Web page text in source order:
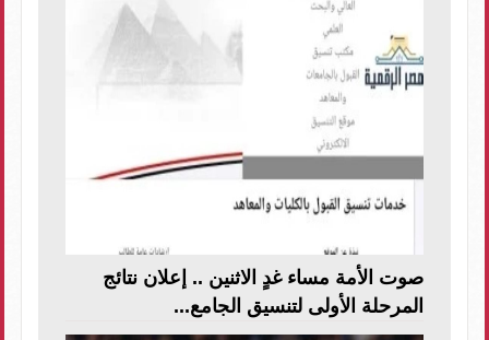
صوت الأمة مساء غدٍ الاثنين .. إعلان نتائج
المرحلة الأولى لتنسيق الجامع...